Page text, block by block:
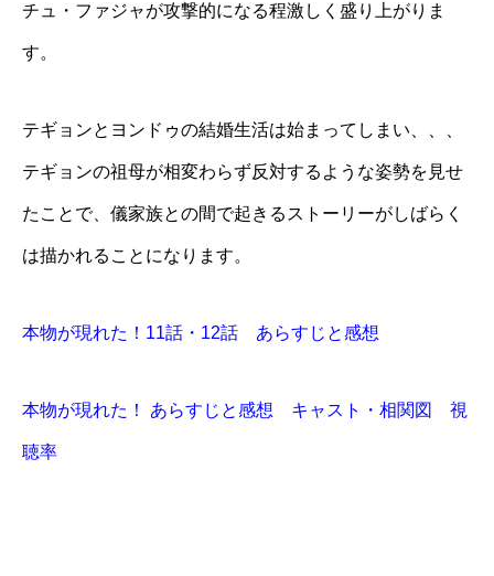
チュ・ファジャが攻撃的になる程激しく盛り上がりま
す。
テギョンとヨンドゥの結婚生活は始まってしまい、、、
テギョンの祖母が相変わらず反対するような姿勢を見せ
たことで、儀家族との間で起きるストーリーがしばらく
は描かれることになります。
本物が現れた！11話・12話 あらすじと感想
本物が現れた！ あらすじと感想 キャスト・相関図 視
聴率